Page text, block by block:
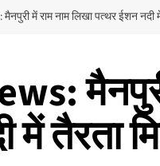
में राम नाम लिखा पत्थर ईशन नदी
तैरता